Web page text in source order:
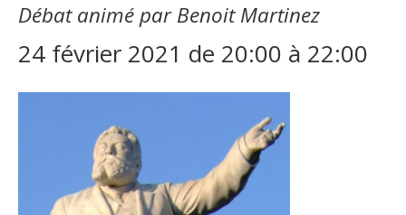
Débat animé par Benoit Martinez
24 février 2021 de 20:00 à 22:00